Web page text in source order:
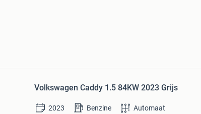
Volkswagen Caddy 1.5 84KW 2023 Grijs
2023 Benzine Automaat